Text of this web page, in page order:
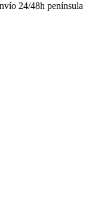
24/48h península